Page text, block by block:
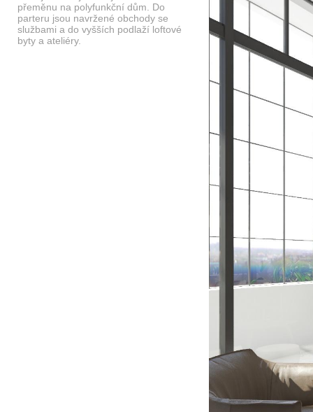
přeměnu na polyfunkční dům. Do
parteru jsou navržené obchody se
službami a do vyšších podlaží loftové
byty a ateliéry.